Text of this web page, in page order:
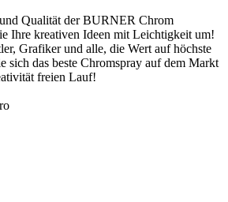
Qualität der BURNER Chrom
Ihre kreativen Ideen mit Leichtigkeit um!
Grafiker und alle, die Wert auf höchste
sich das beste Chromspray auf dem Markt
freien Lauf!